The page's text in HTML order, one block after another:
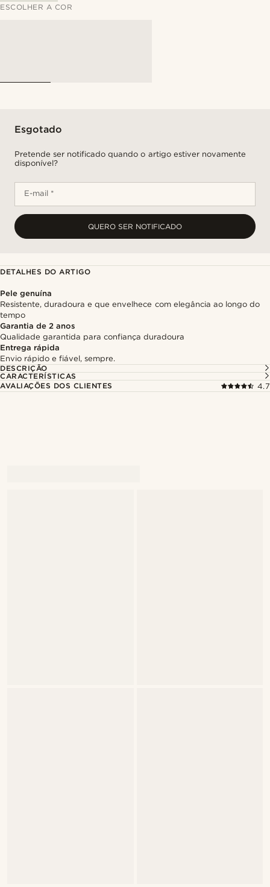
ESCOLHER A COR
Esgotado
Pretende ser notificado quando o artigo estiver novamente
disponível?
E-mail *
QUERO SER NOTIFICADO
DETALHES DO ARTIGO
Pele genuína
Resistente, duradoura e que envelhece com elegância ao longo do
tempo
Garantia de 2 anos
Qualidade garantida para confiança duradoura
Entrega rápida
Envio rápido e fiável, sempre.
DESCRIÇÃO
CARACTERÍSTICAS
AVALIAÇÕES DOS CLIENTES
4.7